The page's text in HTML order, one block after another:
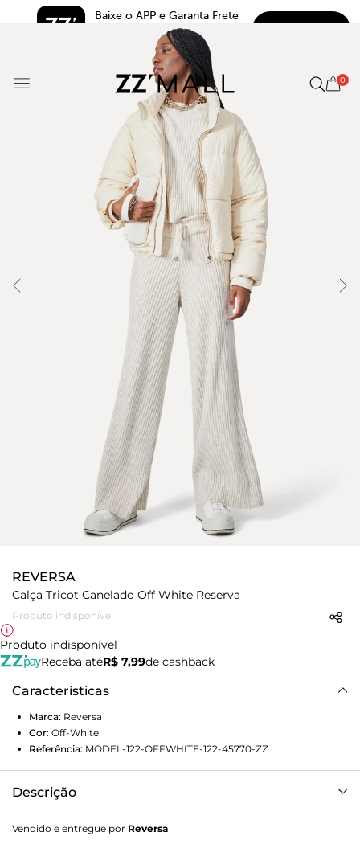
Baixe o APP e Garanta Frete
5.0
0
REVERSA
Calça Tricot Canelado Off White Reserva
Produto indisponível
Produto indisponível
Receba atéR$ 7,99de cashback
Características
Marca: Reversa
Cor: Off-White
Referência: MODEL-122-OFFWHITE-122-45770-ZZ
Descrição
linho, possui pernas amplas e regulagem através de ajuste
Vendido e entregue por Reversa